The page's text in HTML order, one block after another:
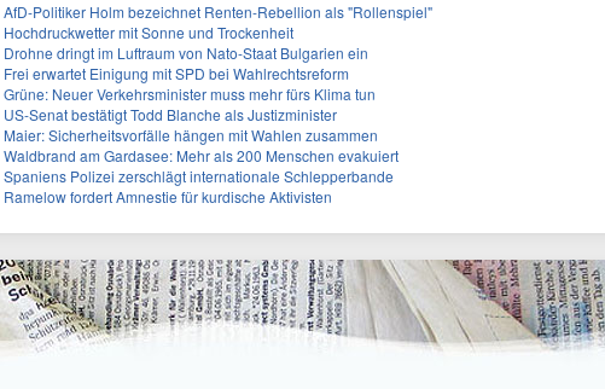
AfD-Politiker Holm bezeichnet Renten-Rebellion als "Rollenspiel"
Hochdruckwetter mit Sonne und Trockenheit
Drohne dringt im Luftraum von Nato-Staat Bulgarien ein
Frei erwartet Einigung mit SPD bei Wahlrechtsreform
Grüne: Neuer Verkehrsminister muss mehr fürs Klima tun
US-Senat bestätigt Todd Blanche als Justizminister
Maier: Sicherheitsvorfälle hängen mit Wahlen zusammen
Waldbrand am Gardasee: Mehr als 200 Menschen evakuiert
Spaniens Polizei zerschlägt internationale Schlepperbande
Ramelow fordert Amnestie für kurdische Aktivisten